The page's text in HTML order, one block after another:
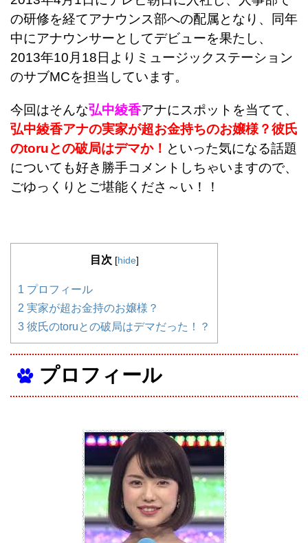
の研修を経てアナウンス部への配属となり、 同年
中にアナウンサーとしてデビューを果たし、
2013年10月18日よりミュージックステーション
のサブMCを担当しています。
今回はそんな弘中綾香アナにスポットを当てて、
弘中綾香アナの実家が超お金持ちのお嬢様？彼氏
のtoruとの破局はデマか！ といった気になる話題
についても好き勝手コメントしちゃいますので、
ごゆっくりとご堪能くださ～い！！
目次 [hide]
1 プロフィール
2 実家が超お金持のお嬢様？
3 彼氏のtoruとの破局はデマだった！？
プロフィール